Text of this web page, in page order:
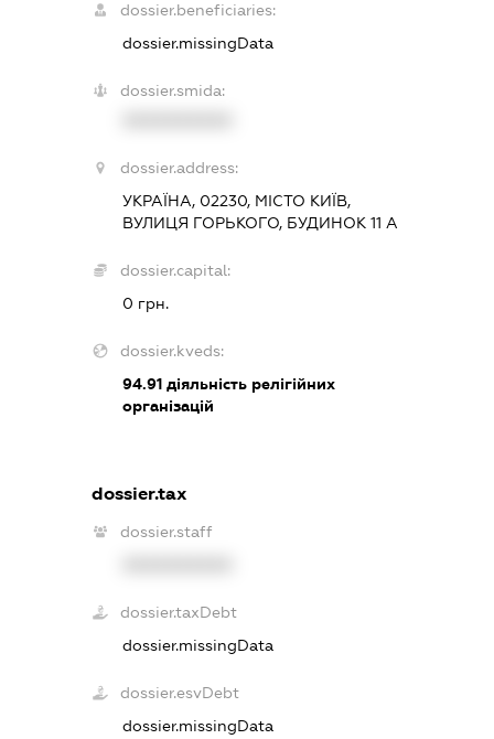
dossier.beneficiaries:
dossier.missingData
dossier.smida:
dossier.address:
УКРАЇНА, 02230, МІСТО КИЇВ,
ВУЛИЦЯ ГОРЬКОГО, БУДИНОК 11 А
dossier.capital:
0 грн.
dossier.kveds:
94.91 діяльність релігійних
організацій
dossier.tax
dossier.staff
dossier.taxDebt
dossier.missingData
dossier.esvDebt
dossier.missingData